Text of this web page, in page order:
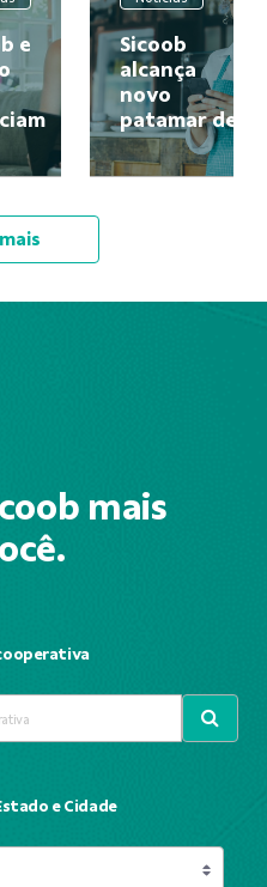
e
e
Sicoob
alcança
novo
patamar de
cooperados
e reafirma a
mais
e Cidade